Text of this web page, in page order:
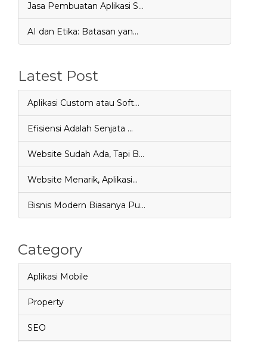
Jasa Pembuatan Aplikasi S…
AI dan Etika: Batasan yan…
Latest Post
Aplikasi Custom atau Soft…
Efisiensi Adalah Senjata …
Website Sudah Ada, Tapi B…
Website Menarik, Aplikasi…
Bisnis Modern Biasanya Pu…
Category
Aplikasi Mobile
Property
SEO